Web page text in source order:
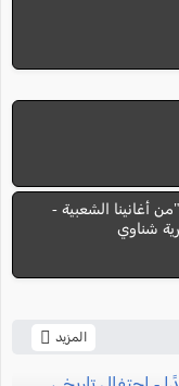
أغانينا الشعبية -
شناوي
المزيد